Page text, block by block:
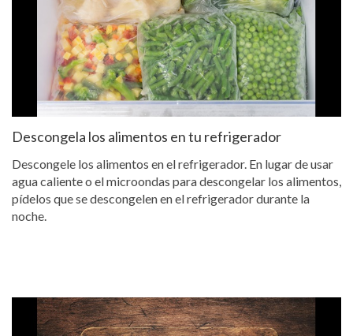
Descongela los alimentos en tu refrigerador
Descongele los alimentos en el refrigerador. En lugar de usar
agua caliente o el microondas para descongelar los alimentos,
pídelos que se descongelen en el refrigerador durante la
noche.